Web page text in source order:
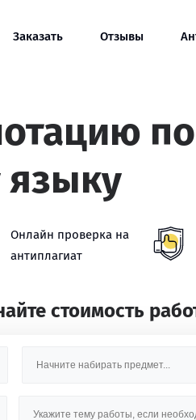
Заказать Отзывы
по
языку
Онлайн проверка на
антиплагиат
стоимость